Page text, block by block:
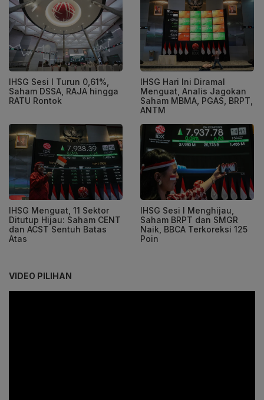
IHSG Sesi I Turun 0,61%,
Saham DSSA, RAJA hingga
RATU Rontok
IHSG Hari Ini Diramal
Menguat, Analis Jagokan
Saham MBMA, PGAS, BRPT,
ANTM
IHSG Menguat, 11 Sektor
Ditutup Hijau: Saham CENT
dan ACST Sentuh Batas
Atas
IHSG Sesi I Menghijau,
Saham BRPT dan SMGR
Naik, BBCA Terkoreksi 125
Poin
VIDEO PILIHAN